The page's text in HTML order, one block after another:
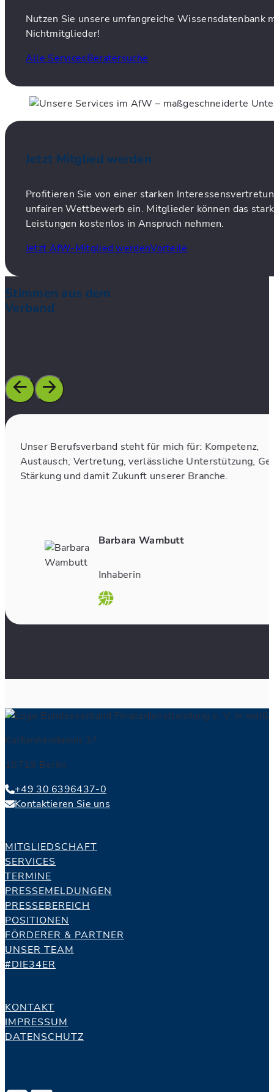
Nutzen Sie unsere umfangreiche
Nichtmitglieder!
Alle ServicesBeratersuche
Jetzt Mitglied werden
Profitieren Sie von einer starken
unfairen Wettbewerb ein. Mitglieder können das
Leistungen kostenlos in Anspruch nehmen.
Jetzt AfW-Mitglied werdenVorteile
Stimmen aus dem
Verband
Unser Berufsverband steht für mich für: Kompetenz,
Austausch, Vertretung, verlässliche Unterstützung,
Stärkung und damit Zukunft unserer Branche.
Barbara Wambutt
Inhaberin
Kurfürstendamm 37
10719 Berlin
+49 30 6396437-0
Kontaktieren Sie uns
MITGLIEDSCHAFT
SERVICES
TERMINE
PRESSEMELDUNGEN
PRESSEBEREICH
POSITIONEN
FÖRDERER & PARTNER
UNSER TEAM
#DIE34ER
KONTAKT
IMPRESSUM
DATENSCHUTZ